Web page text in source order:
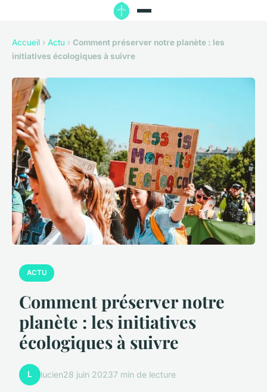
Accueil › Actu › Comment préserver notre planète : les
initiatives écologiques à suivre
ACTU
Comment préserver notre
planète : les initiatives
écologiques à suivre
L lucien28 juin 20237 min de lecture